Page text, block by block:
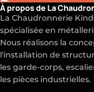
À propos de La
La Chaudronnerie
spécialisée en
Nous réalisons la
l'installation de
les garde-corps,
les pièces industrielles.